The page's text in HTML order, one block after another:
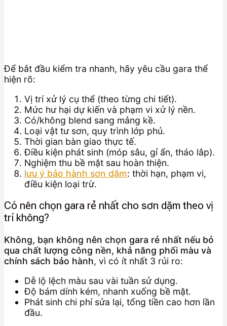
Để bắt đầu kiểm tra nhanh, hãy yêu cầu gara thể
hiện rõ:
Vị trí xử lý cụ thể (theo từng chi tiết).
Mức hư hại dự kiến và phạm vi xử lý nền.
Có/không blend sang mảng kề.
Loại vật tư sơn, quy trình lớp phủ.
Thời gian bàn giao thực tế.
Điều kiện phát sinh (móp sâu, gỉ ẩn, tháo lắp).
Nghiệm thu bề mặt sau hoàn thiện.
lưu ý bảo hành sơn dặm: thời hạn, phạm vi,
điều kiện loại trừ.
Có nên chọn gara rẻ nhất cho sơn dặm theo vị
trí không?
Không, bạn không nên chọn gara rẻ nhất nếu bỏ
qua chất lượng công nền, khả năng phối màu và
chính sách bảo hành, vì có ít nhất 3 rủi ro:
Dễ lộ lệch màu sau vài tuần sử dụng.
Độ bám dính kém, nhanh xuống bề mặt.
Phát sinh chi phí sửa lại, tổng tiền cao hơn lần
đầu.